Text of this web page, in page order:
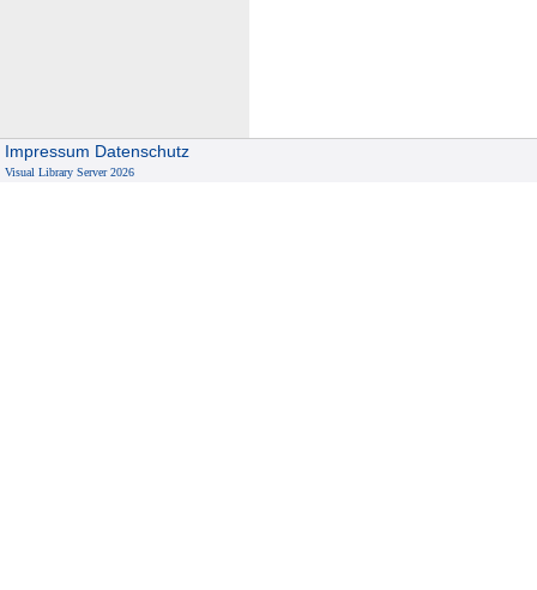
Impressum Datenschutz
Visual Library Server 2026